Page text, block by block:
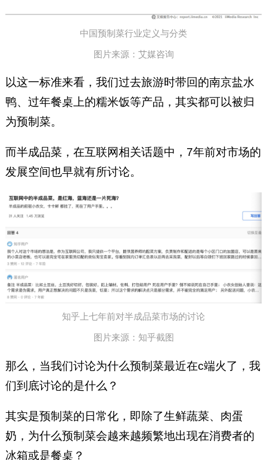
中国预制菜行业定义与分类
图片来源：艾媒咨询
以这一标准来看，我们过去旅游时带回的南京盐水
鸭、过年餐桌上的糯米饭等产品，其实都可以被归
为预制菜。
而半成品菜，在互联网相关话题中，7年前对市场的
发展空间也早就有所讨论。
知乎上七年前对半成品菜市场的讨论
图片来源：知乎截图
那么，当我们讨论为什么预制菜最近在c端火了，我
们到底讨论的是什么？
其实是预制菜的日常化，即除了生鲜蔬菜、肉蛋
奶，为什么预制菜会越来越频繁地出现在消费者的
冰箱或是餐桌？